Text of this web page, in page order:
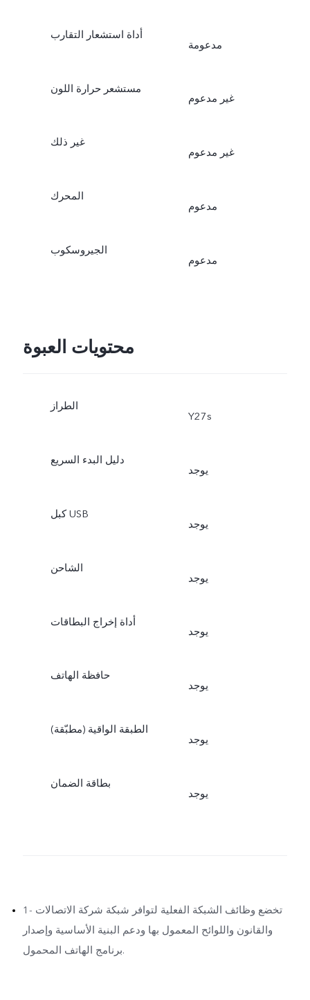
أداة استشعار التقارب
مدعومة
مستشعر حرارة اللون
غير مدعوم
غير ذلك
غير مدعوم
المحرك
مدعوم
الجيروسكوب
مدعوم
محتويات العبوة
الطراز
Y27s
دليل البدء السريع
يوجد
كبل USB
يوجد
الشاحن
يوجد
أداة إخراج البطاقات
يوجد
حافظة الهاتف
يوجد
الطبقة الواقية (مطبّقة)
يوجد
بطاقة الضمان
يوجد
1- تخضع وظائف الشبكة الفعلية لتوافر شبكة شركة الاتصالات
والقانون واللوائح المعمول بها ودعم البنية الأساسية وإصدار
برنامج الهاتف المحمول.